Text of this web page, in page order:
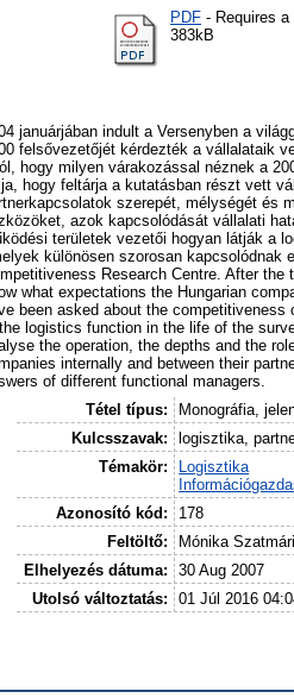
PDF - Requires
383kB
januárjában indult a Versenyben a
felsővezetőjét kérdezték a vállalataik
hogy milyen várakozással néznek a
hogy feltárja a kutatásban részt vett
szerepét, mélységét és
azok kapcsolódását vállalati
területek vezetői hogyan látják a
különösen szorosan kapcsolódnak
Research Centre. After the
what expectations the Hungarian
been asked about the
logistics function in the life of the
the operation, the depths and the
internally and between their
of different functional managers.
Tétel típus:
Monográfia,
Kulcsszavak:
logisztika,
Témakör:
Logisztika
Azonosító kód:
178
Feltöltő:
Mónika Szatmári
Elhelyezés dátuma:
30 Aug 2007
Utolsó változtatás:
01 Júl 2016